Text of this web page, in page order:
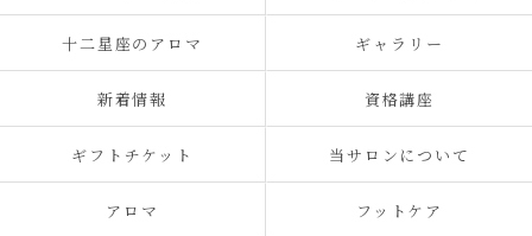
十二星座のアロマ ギャラリー
新着情報 資格講座
ギフトチケット 当サロンについて
アロマ フットケア